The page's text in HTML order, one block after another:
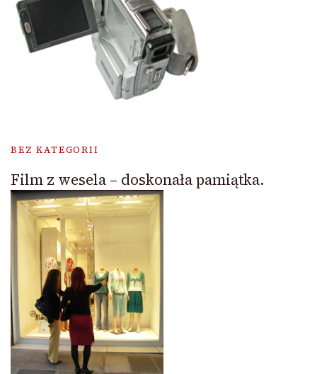
BEZ KATEGORII
Film z wesela – doskonała pamiątka.